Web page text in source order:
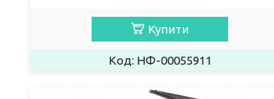
Купити
НФ-00055911